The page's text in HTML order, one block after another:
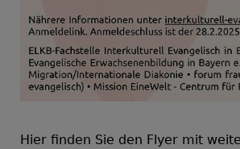
Hier finden Sie den Flyer mit